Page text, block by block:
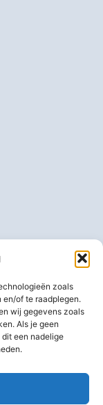
zoals
en/of te raadplegen.
wij gegevens zoals
Als je geen
een nadelige